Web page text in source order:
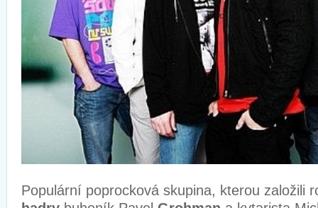
Populární poprocková skupina, kterou založili